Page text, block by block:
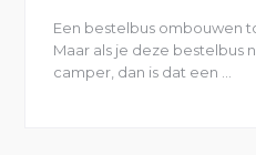
Een bestelbus ombouwen
Maar als je deze bestelbus
camper, dan is dat een …